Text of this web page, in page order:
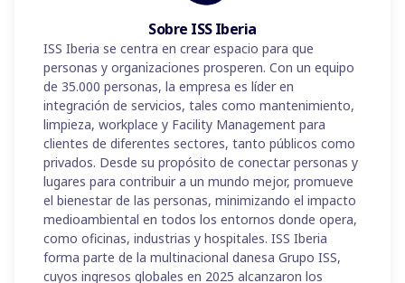
Sobre ISS Iberia
ISS Iberia se centra en crear espacio para que
personas y organizaciones prosperen. Con un equipo
de 35.000 personas, la empresa es líder en
integración de servicios, tales como mantenimiento,
limpieza, workplace y Facility Management para
clientes de diferentes sectores, tanto públicos como
privados. Desde su propósito de conectar personas y
lugares para contribuir a un mundo mejor, promueve
el bienestar de las personas, minimizando el impacto
medioambiental en todos los entornos donde opera,
como oficinas, industrias y hospitales. ISS Iberia
forma parte de la multinacional danesa Grupo ISS,
cuyos ingresos globales en 2025 alcanzaron los